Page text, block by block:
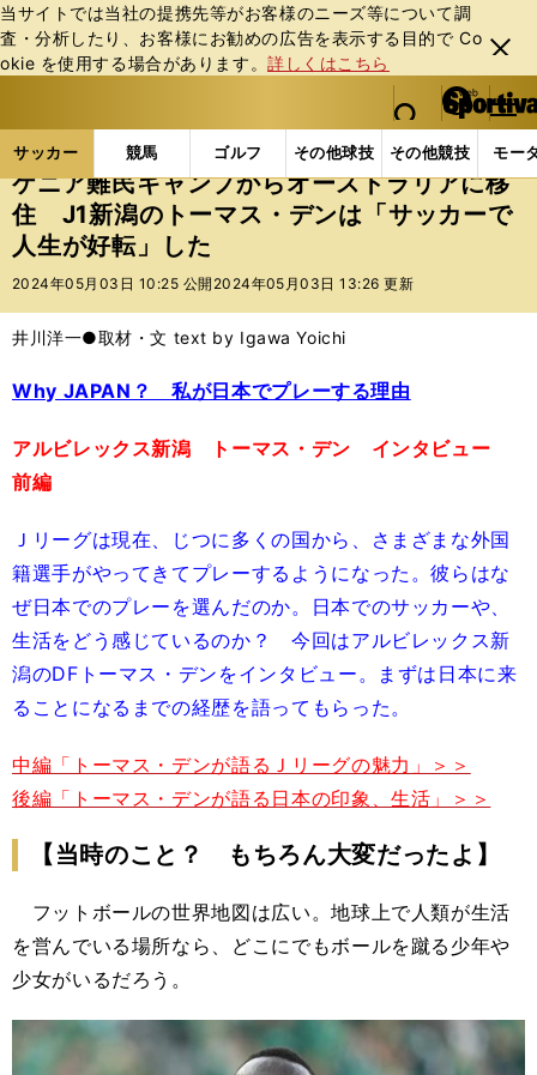
当サイトでは当社の提携先等がお客様のニーズ等について調
査・分析したり、お客様にお勧めの広告を表⽰する⽬的で Co
okie を使⽤する場合があります。詳しくはこちら
閉じ
る
web Sportiva (webスポルティーバ)
検索
マイペ
ー
ジ
メニュ
サッカー 競馬 ゴルフ その他球技 その他競技 モー
ス
ポ
ル
テ
ー
バ
サッカーの記事一覧 Jリーグ他 Jリーグ ケニア
ケニア難民キャンプからオーストラリアに移
住 J1新潟のトーマス・デンは「サッカーで
人生が好転」した
2024年05月03日 10:25 公開 2024年05月03日 13:26 更新
井川洋一●取材・文 text by Igawa Yoichi
Why JAPAN？ 私が日本でプレーする理由
アルビレックス新潟 トーマス・デン インタビュー
前編
Ｊリーグは現在、じつに多くの国から、さまざまな外国
籍選手がやってきてプレーするようになった。彼らはな
ぜ日本でのプレーを選んだのか。日本でのサッカーや、
生活をどう感じているのか？ 今回はアルビレックス新
潟のDFトーマス・デンをインタビュー。まずは日本に来
ることになるまでの経歴を語ってもらった。
中編「トーマス・デンが語るＪリーグの魅力」＞＞
後編「トーマス・デンが語る日本の印象、生活」＞＞
【当時のこと？ もちろん大変だったよ】
フットボールの世界地図は広い。地球上で人類が生活
を営んでいる場所なら、どこにでもボールを蹴る少年や
少女がいるだろう。